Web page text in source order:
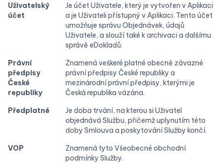
Uživatelský
účet
Je účet Uživatele, který je vytvořen v Aplikaci
a je Uživateli přístupný v Aplikaci. Tento účet
umožňuje správu Objednávek, údajů
Uživatele, a slouží také k archivaci a dalšímu
správě eDokladů.
Právní
předpisy
České
republiky
Znamená veškeré platné obecně závazné
právní předpisy České republiky a
mezinárodní právní předpisy, kterými je
Česká republika vázána.
Předplatné
Je doba trvání, na kterou si Uživatel
objednává Službu, přičemž uplynutím této
doby Smlouva a poskytování Služby končí.
VOP
Znamená tyto Všeobecné obchodní
podmínky Služby.